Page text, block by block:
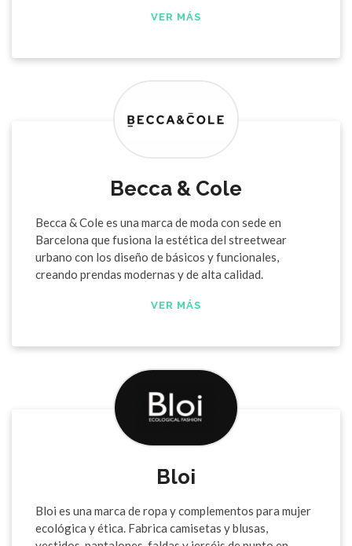
VER MÁS
Becca & Cole
Becca & Cole es una marca de moda con sede en
Barcelona que fusiona la estética del streetwear
urbano con los diseño de básicos y funcionales,
creando prendas modernas y de alta calidad.
VER MÁS
Bloi
Bloi es una marca de ropa y complementos para mujer
ecológica y ética. Fabrica camisetas y blusas,